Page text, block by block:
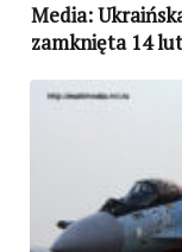
Media:
zamknięta 14